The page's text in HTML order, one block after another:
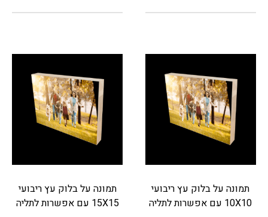
תמונה על בלוק עץ ריבועי
10X10 עם אפשרות לתליה
תמונה על בלוק עץ ריבועי
15X15 עם אפשרות לתליה